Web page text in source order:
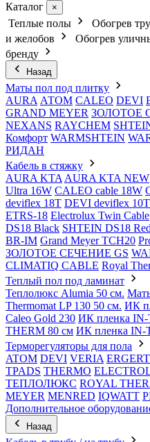
Каталог
×
Теплые полы Обогрев
и желобов
Обогрев
бренду
Назад
Маты пол под плитку
AURA АТОМ CALEO DEVI
GRAND MEYER ЗОЛОТОЕ
NEXANS RAYCHEM
Комфорт WARMSHTEIN
РИДАН
Кабель в стяжку
AURA KTA AURA KTA NEW
Ultra 16W CALEO cable 18W
deviflex 18T DEVI deviflex 10T
ETRS-18 Electrolux Twin Cable
DS18 Black SHTEIN DS18 Red
BR-IM Grand Meyer TCH20
ЗОЛОТОЕ СЕЧЕНИЕ GS
CLIMATIQ CABLE Royal
Теплый пол под ламинат
Теплолюкс Alumia 50 см.
Thermomat LP 130 50 cм. ИК
Caleo Gold 230 ИК пленка
THERM 80 см ИК пленка IN-
Терморегуляторы для пола
ATOM DEVI VERIA ERGERT
TPADS THERMO
ТЕПЛОЛЮКС ROYAL
MEYER MENRED IQWATT
Дополнительное
Назад